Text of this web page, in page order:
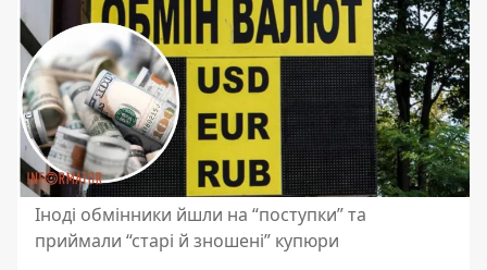
Іноді обмінники йшли на “поступки” та
приймали “старі й зношені” купюри